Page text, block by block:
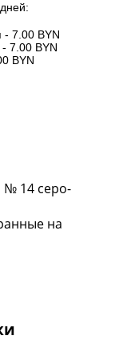
- 7.00 BYN
7.00 BYN
BYN
№ 14 серо-
на